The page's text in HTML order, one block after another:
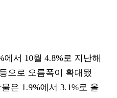
서 10월 4.8%로 지난해
으로 오름폭이 확대됐
은 1.9%에서 3.1%로 올